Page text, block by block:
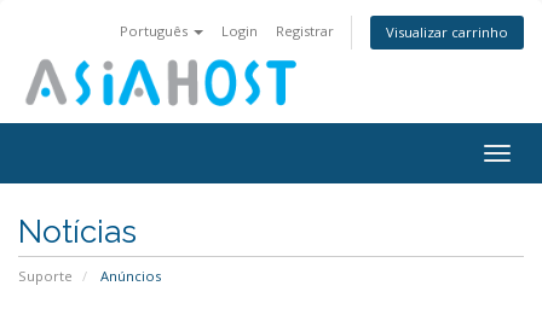
Português Login Registrar Visualizar carrinho
Notícias
Suporte Anúncios